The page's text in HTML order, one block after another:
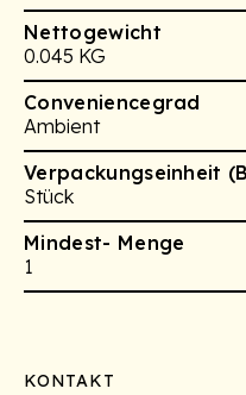
Nettogewicht
0.045 KG
Conveniencegrad
Ambient
Verpackungseinheit
Stück
Mindest- Menge
1
Footer
KONTAKT